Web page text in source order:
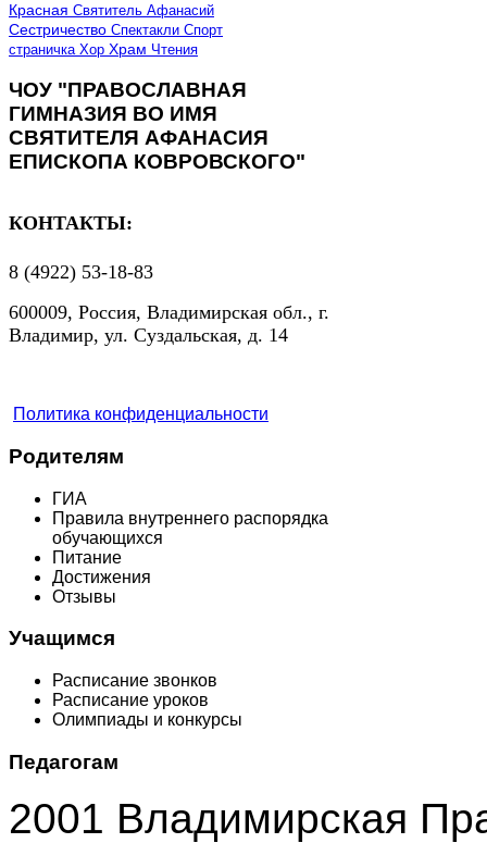
Красная Святитель Афанасий
Сестричество Спектакли Спорт
страничка Хор Храм Чтения
ЧОУ "ПРАВОСЛАВНАЯ
ГИМНАЗИЯ ВО ИМЯ
СВЯТИТЕЛЯ АФАНАСИЯ
ЕПИСКОПА КОВРОВСКОГО"
КОНТАКТЫ:
8 (4922) 53-18-83
600009, Россия, Владимирская обл., г.
Владимир, ул. Суздальская, д. 14
Политика конфиденциальности
Родителям
ГИА
Правила внутреннего распорядка
обучающихся
Питание
Достижения
Отзывы
Учащимся
Расписание звонков
Расписание уроков
Олимпиады и конкурсы
Педагогам
2001 Владимирская